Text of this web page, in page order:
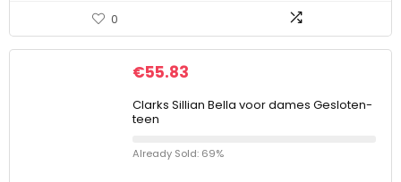
0
€55.83
Clarks Sillian Bella voor dames Gesloten-
teen
Already Sold: 69%